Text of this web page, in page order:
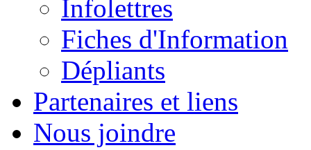
Infolettres
Fiches d'Information
Dépliants
Partenaires et liens
Nous joindre